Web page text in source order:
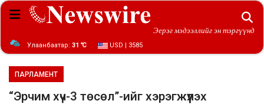
Эерэг мэдээллийг эн тэргүүнд
Улаанбаатар: 31 ℃ USD | 3585
ПАРЛАМЕНТ
“Эрчим хүч-3 төсөл”-ийг хэрэгжүүлэх